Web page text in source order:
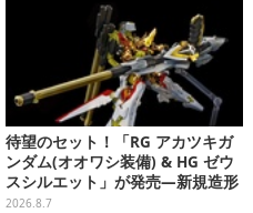
待望のセット！「RG アカツキガ
ンダム(オオワシ装備) & HG ゼウ
スシルエット」が発売―新規造形
の股関節強化パーツも付属
2026.8.7